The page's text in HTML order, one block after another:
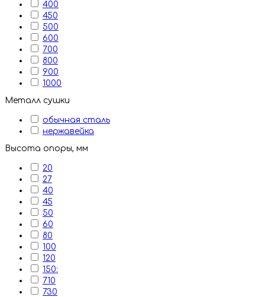
400
450
500
600
700
800
900
1000
Металл сушки
обычная сталь
нержавейка
Высота опоры, мм
20
27
40
45
50
60
80
100
120
150:
710
730